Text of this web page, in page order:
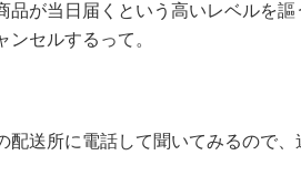
品が当日届くという高いレベルを
ンセルするって。
配送所に電話して聞いてみるので